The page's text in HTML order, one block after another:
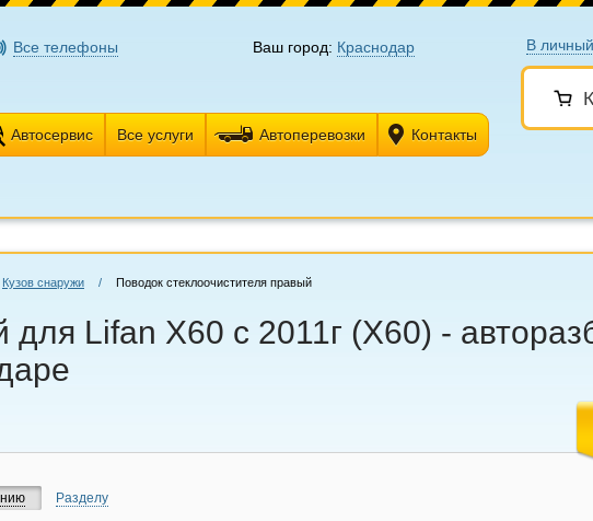
В
Все телефоны Ваш город: Краснодар
Автосервис Все услуги Автоперевозки Контакты
Кузов снаружи / Поводок стеклоочистителя правый
Lifan X60 с 2011г (Х60) -
Разделу